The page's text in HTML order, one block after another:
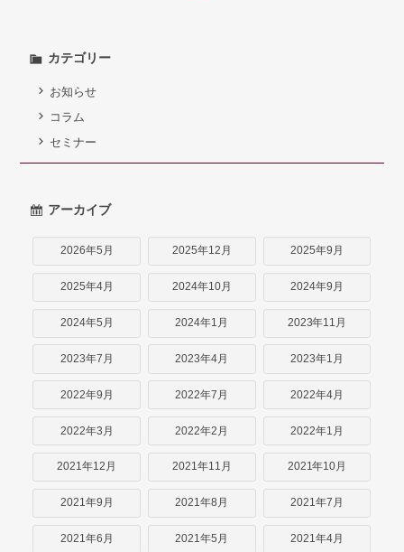
カテゴリー
お知らせ
コラム
セミナー
アーカイブ
2026年5月 2025年12月 2025年9月
2025年4月 2024年10月 2024年9月
2024年5月 2024年1月 2023年11月
2023年7月 2023年4月 2023年1月
2022年9月 2022年7月 2022年4月
2022年3月 2022年2月 2022年1月
2021年12月 2021年11月 2021年10月
2021年9月 2021年8月 2021年7月
2021年6月 2021年5月 2021年4月